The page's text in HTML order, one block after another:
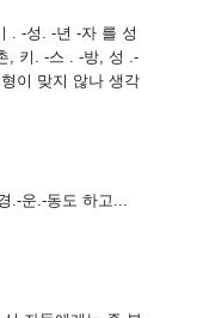
. -성. -년 -자 를 성
, 키. -스 . -방, 성 .-
이 맞지 않나 생각
.-운.-동도 하고...